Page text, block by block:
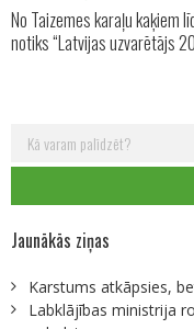
No Taizemes karaļu kaķiem
notiks “Latvijas uzvarētājs
Meklēt:
Jaunākās ziņas
Karstums atkāpsies,
Labklājības ministrija